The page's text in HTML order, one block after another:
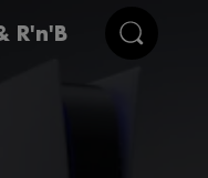
R'n'B